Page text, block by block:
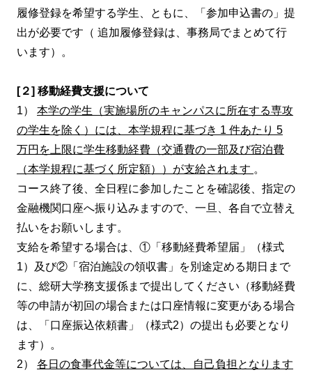
履修登録を希望する学生、ともに、「参加申込書の」提
出が必要です（ 追加履修登録は、事務局でまとめて行
います）。
[２] 移動経費支援について
1） 本学の学生（実施場所のキャンパスに所在する専攻
の学生を除く）には、本学規程に基づき 1 件あたり 5
万円を上限に学生移動経費（交通費の一部及び宿泊費
（本学規程に基づく所定額））が支給されます 。
コース終了後、全日程に参加したことを確認後、指定の
金融機関口座へ振り込みますので、一旦、各自で立替え
払いをお願いします。
支給を希望する場合は、①「移動経費希望届」（様式
1）及び②「宿泊施設の領収書」を別途定める期日まで
に、総研大学務支援係まで提出してください（移動経費
等の申請が初回の場合または口座情報に変更がある場合
は、「口座振込依頼書」（様式2）の提出も必要となり
ます）。
2） 各日の食事代金等については、自己負担となります